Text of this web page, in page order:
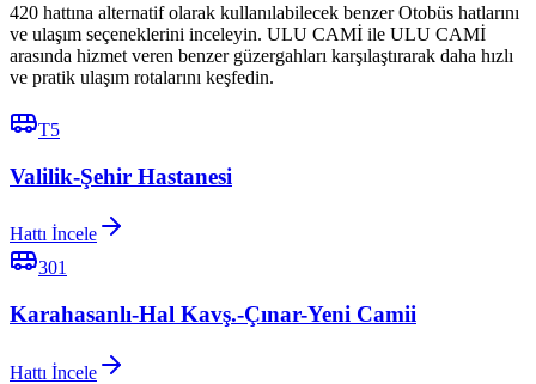
420 hattına alternatif olarak kullanılabilecek benzer Otobüs hatlarını
ve ulaşım seçeneklerini inceleyin. ULU CAMİ ile ULU CAMİ
arasında hizmet veren benzer güzergahları karşılaştırarak daha hızlı
ve pratik ulaşım rotalarını keşfedin.
T5
Valilik-Şehir Hastanesi
Hattı İncele
301
Karahasanlı-Hal Kavş.-Çınar-Yeni Camii
Hattı İncele